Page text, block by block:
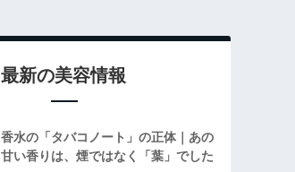
最新の美容情報
香水の「タバコノート」の正体｜あの
甘い香りは、煙ではなく「葉」でした